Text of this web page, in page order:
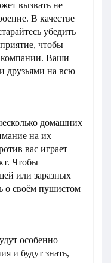
вызвать не
В качестве
убедить
чтобы
компании. Ваши
друзьями на всю
домашних
на их
вас играет
Чтобы
или заразных
о своём пушистом
особенно
и будут знать,